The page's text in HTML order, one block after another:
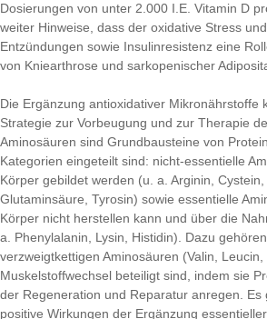
Dosierungen von unter 2.000 I.E. Vitamin D
weiter Hinweise, dass der oxidative Stress
Entzündungen sowie Insulinresistenz eine
von Kniearthrose und sarkopenischer
Die Ergänzung antioxidativer Mikronährstoffe
Strategie zur Vorbeugung und zur Therapie
Aminosäuren sind Grundbausteine von
Kategorien eingeteilt sind: nicht-essentielle
Körper gebildet werden (u. a. Arginin, Cystein,
Glutaminsäure, Tyrosin) sowie essentielle
Körper nicht herstellen kann und über die
a. Phenylalanin, Lysin, Histidin). Dazu
verzweigtkettigen Aminosäuren (Valin,
Muskelstoffwechsel beteiligt sind, indem sie
der Regeneration und Reparatur anregen. Es
positive Wirkungen der Ergänzung